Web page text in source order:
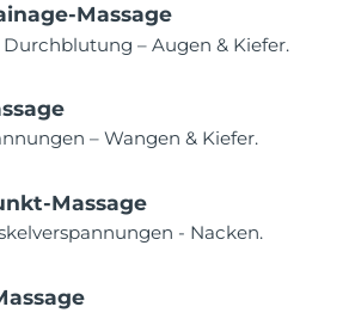
Massage
– Augen & Kiefer.
– Wangen & Kiefer.
Massage
- Nacken.